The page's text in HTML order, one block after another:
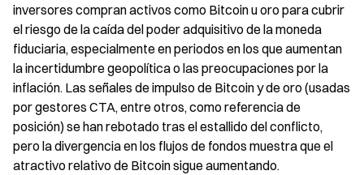
inversores compran activos como Bitcoin u oro para cubrir
el riesgo de la caída del poder adquisitivo de la moneda
fiduciaria, especialmente en periodos en los que aumentan
la incertidumbre geopolítica o las preocupaciones por la
inflación. Las señales de impulso de Bitcoin y de oro (usadas
por gestores CTA, entre otros, como referencia de
posición) se han rebotado tras el estallido del conflicto,
pero la divergencia en los flujos de fondos muestra que el
atractivo relativo de Bitcoin sigue aumentando.